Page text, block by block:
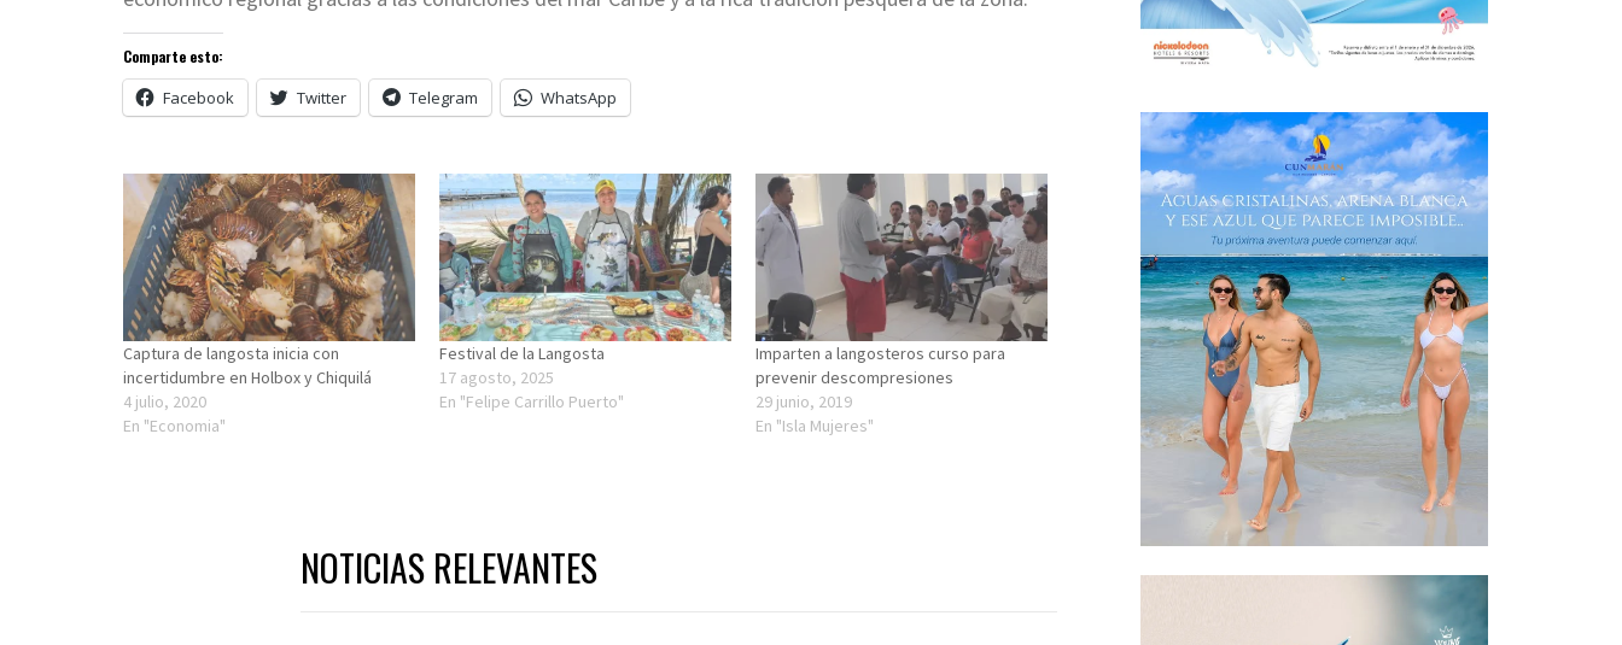
Comparte esto:
Facebook Twitter Telegram WhatsApp
Captura de langosta inicia con
incertidumbre en Holbox y Chiquilá
4 julio, 2020
En "Economia"
Festival de la Langosta
17 agosto, 2025
En "Felipe Carrillo Puerto"
Imparten a langosteros curso para
prevenir descompresiones
29 junio, 2019
En "Isla Mujeres"
NOTICIAS RELEVANTES